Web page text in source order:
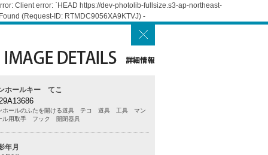
Client error: `HEAD https://dev-photolib-fullsize.s3-ap-northeast-
(Request-ID: RTMDC9056XA9KTVJ) -
ホールキー てこ
ホールのふたを開ける道具 テコ 道具 工具 マン
ル用取手 フック 開閉器具
年月